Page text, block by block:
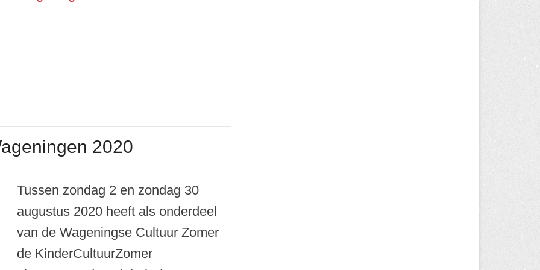
2020
Tussen zondag 2 en zondag 30
augustus 2020 heeft als onderdeel
van de Wageningse Cultuur Zomer
de KinderCultuurZomer